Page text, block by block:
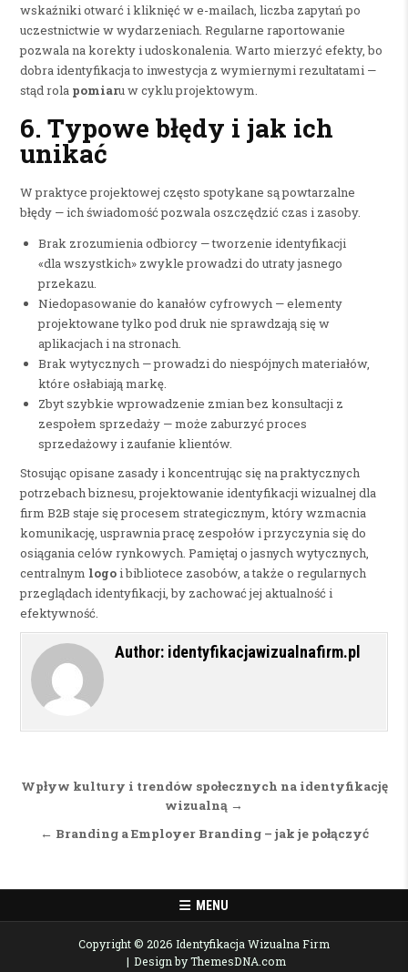
wskaźniki otwarć i kliknięć w e-mailach, liczba zapytań po
uczestnictwie w wydarzeniach. Regularne raportowanie
pozwala na korekty i udoskonalenia. Warto mierzyć efekty, bo
dobra identyfikacja to inwestycja z wymiernymi rezultatami —
stąd rola pomiaru w cyklu projektowym.
6. Typowe błędy i jak ich
unikać
W praktyce projektowej często spotykane są powtarzalne
błędy — ich świadomość pozwala oszczędzić czas i zasoby.
Brak zrozumienia odbiorcy — tworzenie identyfikacji
«dla wszystkich» zwykle prowadzi do utraty jasnego
przekazu.
Niedopasowanie do kanałów cyfrowych — elementy
projektowane tylko pod druk nie sprawdzają się w
aplikacjach i na stronach.
Brak wytycznych — prowadzi do niespójnych materiałów,
które osłabiają markę.
Zbyt szybkie wprowadzenie zmian bez konsultacji z
zespołem sprzedaży — może zaburzyć proces
sprzedażowy i zaufanie klientów.
Stosując opisane zasady i koncentrując się na praktycznych
potrzebach biznesu, projektowanie identyfikacji wizualnej dla
firm B2B staje się procesem strategicznym, który wzmacnia
komunikację, usprawnia pracę zespołów i przyczynia się do
osiągania celów rynkowych. Pamiętaj o jasnych wytycznych,
centralnym logoi bibliotece zasobów, a także o regularnych
przeglądach identyfikacji, by zachować jej aktualność i
efektywność.
Author: identyfikacjawizualnafirm.pl
Nawigacja wpisu
Wpływ kultury i trendów społecznych na identyfikację
wizualną →
← Branding a Employer Branding – jak je połączyć
MENU
Copyright © 2026 Identyfikacja Wizualna Firm
Design by ThemesDNA.com